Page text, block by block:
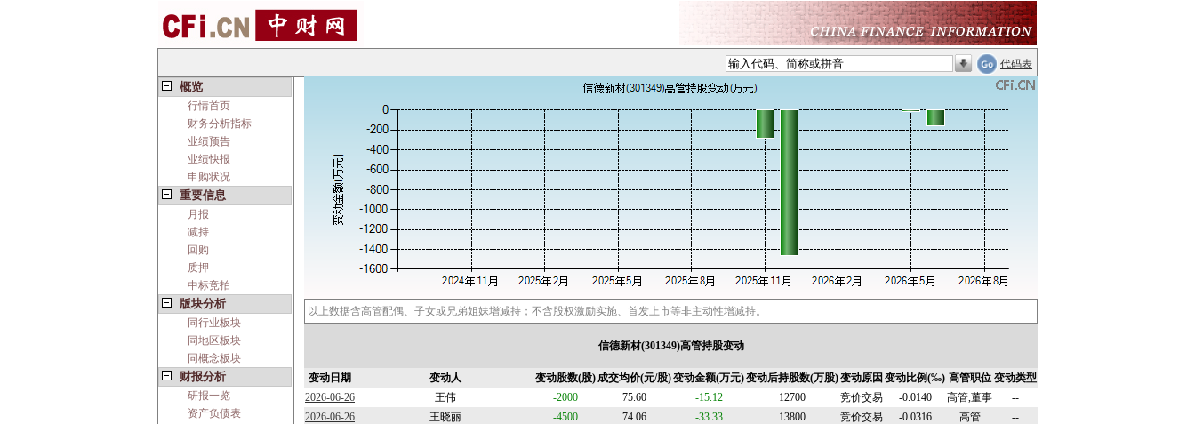
代码表
概览
行情首页
财务分析指标
业绩预告
业绩快报
申购状况
重要信息
月报
减持
回购
质押
中标竞拍
版块分析
同行业板块
同地区板块
同概念板块
财报分析
研报一览
资产负债表
以上数据含高管配偶、子女或兄弟姐妹增减持；不含股权激励实施、首发上市等非主动性增减持。
信德新材(301349)高管持股变动
变动日期 变动人 变动股数(股)成交均价(元/股)变动金额(万元)变动后持股数(万股)变动原因 变动比例(‰) 高管职位 变动类型
2026-06-26
王伟 -2000 75.60 -15.12 12700 竞价交易 -0.0140 高管,董事
--
2026-06-26
王晓丽 -4500 74.06 -33.33 13800 竞价交易 -0.0316 高管
--